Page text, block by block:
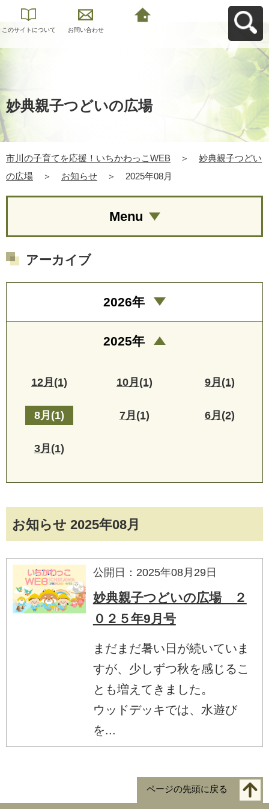
このサイトについて お問い合わせ
妙典親子つどいの広場
市川の子育てを応援！いちかわっこWEB ＞
妙典親子つどい
の広場
＞ お知らせ ＞ 2025年08月
お知らせ 2025年08月
公開日：2025年08月29日
妙典親子つどいの広場 ２
０２５年9月号
まだまだ暑い日が続いていま
すが、少しずつ秋を感じるこ
とも増えてきました。
ウッドデッキでは、水遊び
を...
Menu
アーカイブ
2026年
2025年
12月(1) 10月(1) 9月(1)
8月(1) 7月(1) 6月(2)
3月(1)
ページの先頭に戻る